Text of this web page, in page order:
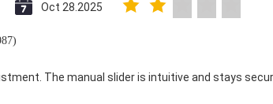
Oct 28.2025
The manual slider is intuitive and stays